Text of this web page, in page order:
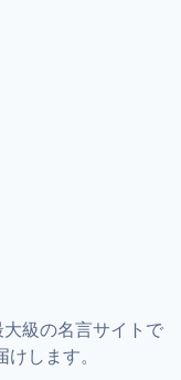
級の名言サイトで
します。